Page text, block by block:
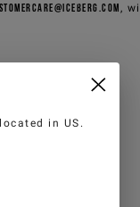
,
in US .